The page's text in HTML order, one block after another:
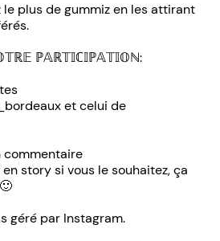
plus de gummiz en les attirant
ℙ𝔸ℝ𝕋𝕀ℂ𝕀ℙ𝔸𝕋𝕀𝕆ℕ:
et celui de
commentaire
en story si vous le souhaitez, ça
géré par Instagram.